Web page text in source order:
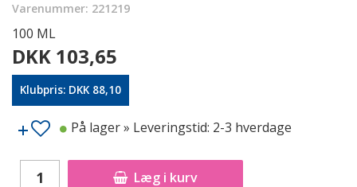
Varenummer: 221219
100 ML
DKK 103,65
Klubpris: DKK 88,10
Læg i kurv
På lager» Leveringstid: 2-3 hverdage